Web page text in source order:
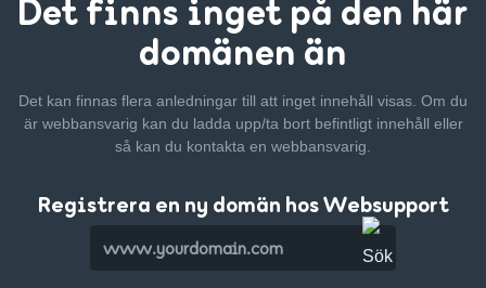
Det finns inget på den här
domänen än
Det kan finnas flera anledningar till att inget innehåll visas. Om du
är webbansvarig kan du ladda upp/ta bort befintligt innehåll eller
så kan du kontakta en webbansvarig.
Registrera en ny domän hos Websupport